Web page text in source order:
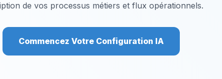
de vos processus métiers et flux opérationnels.
Commencez Votre Configuration IA